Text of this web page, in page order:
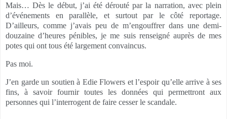
Mais… Dès le début, j’ai été dérouté par la narration, avec plein
d’événements en parallèle, et surtout par le côté reportage.
D’ailleurs, comme j’avais peu de m’engouffrer dans une demi-
douzaine d’heures pénibles, je me suis renseigné auprès de mes
potes qui ont tous été largement convaincus.
Pas moi.
J’en garde un soutien à Edie Flowers et l’espoir qu’elle arrive à ses
fins, à savoir fournir toutes les données qui permettront aux
personnes qui l’interrogent de faire cesser le scandale.